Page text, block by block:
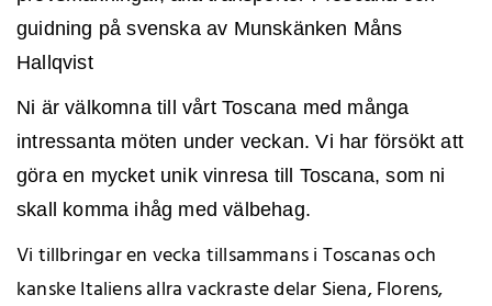
guidning på svenska av Munskänken Måns
Hallqvist
Ni är välkomna till vårt Toscana med många
intressanta möten under veckan. Vi har försökt att
göra en mycket unik vinresa till Toscana, som ni
skall komma ihåg med välbehag.
Vi tillbringar en vecka tillsammans i Toscanas och
kanske Italiens allra vackraste delar Siena, Florens,